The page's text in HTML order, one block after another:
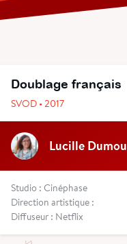
Doublage français
SVOD • 2017
Lucille
Studio : Cinéphase
Direction artistique :
Diffuseur : Netflix